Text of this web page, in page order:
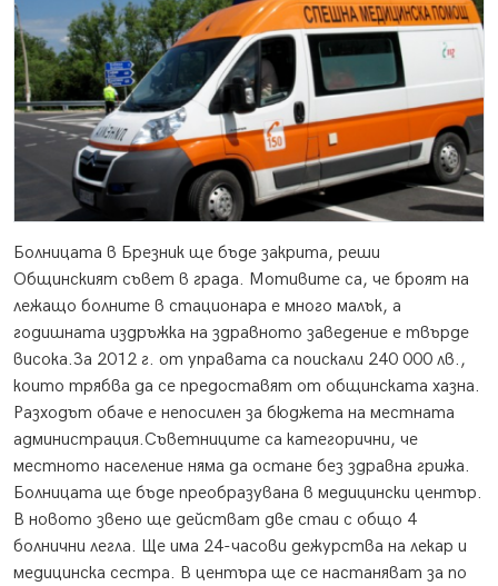
Болницата в Брезник ще бъде закрита, реши
Общинският съвет в града. Мотивите са, че броят на
лежащо болните в стационара е много малък, а
годишната издръжка на здравното заведение е твърде
висока.За 2012 г. от управата са поискали 240 000 лв.,
които трябва да се предоставят от общинската хазна.
Разходът обаче е непосилен за бюджета на местната
администрация.Съветниците са категорични, че
местното население няма да остане без здравна грижа.
Болницата ще бъде преобразувана в медицински център.
В новото звено ще действат две стаи с общо 4
болнични легла. Ще има 24-часови дежурства на лекар и
медицинска сестра. В центъра ще се настаняват за по